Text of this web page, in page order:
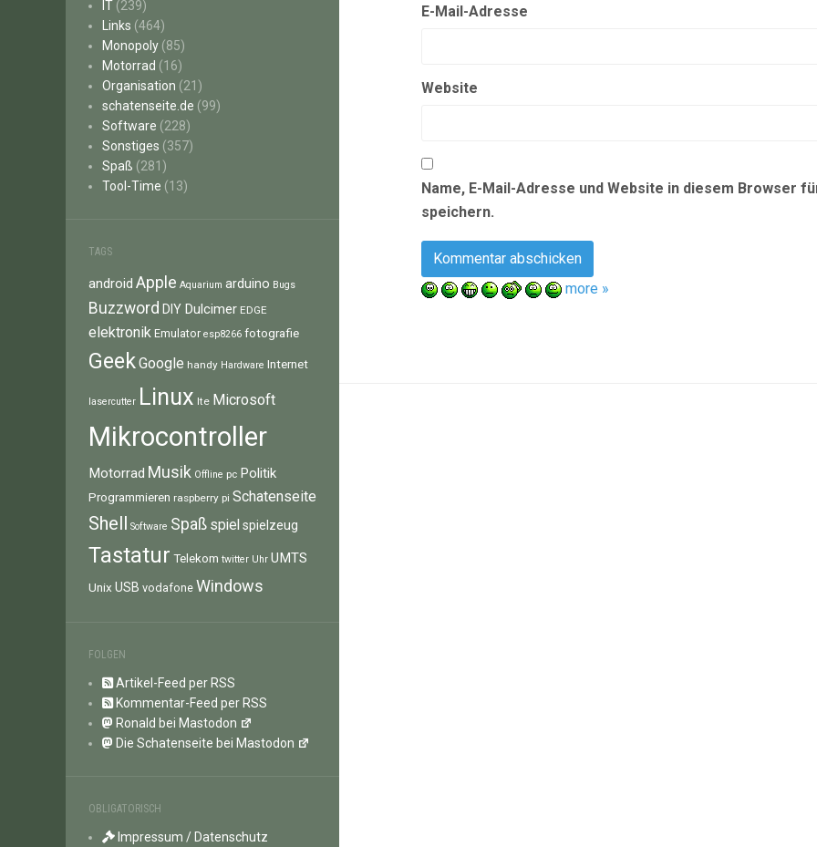
IT (239)
Links (464)
Monopoly (85)
Motorrad (16)
Organisation (21)
schatenseite.de (99)
Software (228)
Sonstiges (357)
Spaß (281)
Tool-Time (13)
TAGS
android Apple Aquarium arduino Bugs
Buzzword DIY Dulcimer EDGE
elektronik Emulator esp8266 fotografie
GeekGoogle handy Hardware Internet
lasercutter Linux lte Microsoft
Mikrocontroller
Motorrad Musik Offline pc Politik
Programmieren raspberry pi Schatenseite
Shell Software Spaß spiel spielzeug
Tastatur Telekom twitter Uhr UMTS
Unix USB vodafone Windows
FOLGEN
Artikel-Feed per RSS
Kommentar-Feed per RSS
Ronald bei Mastodon
Die Schatenseite bei Mastodon
OBLIGATORISCH
Impressum / Datenschutz
E-Mail-Adresse
Website
Name, E-Mail-Adresse und Website in diesem Browser
speichern.
more »